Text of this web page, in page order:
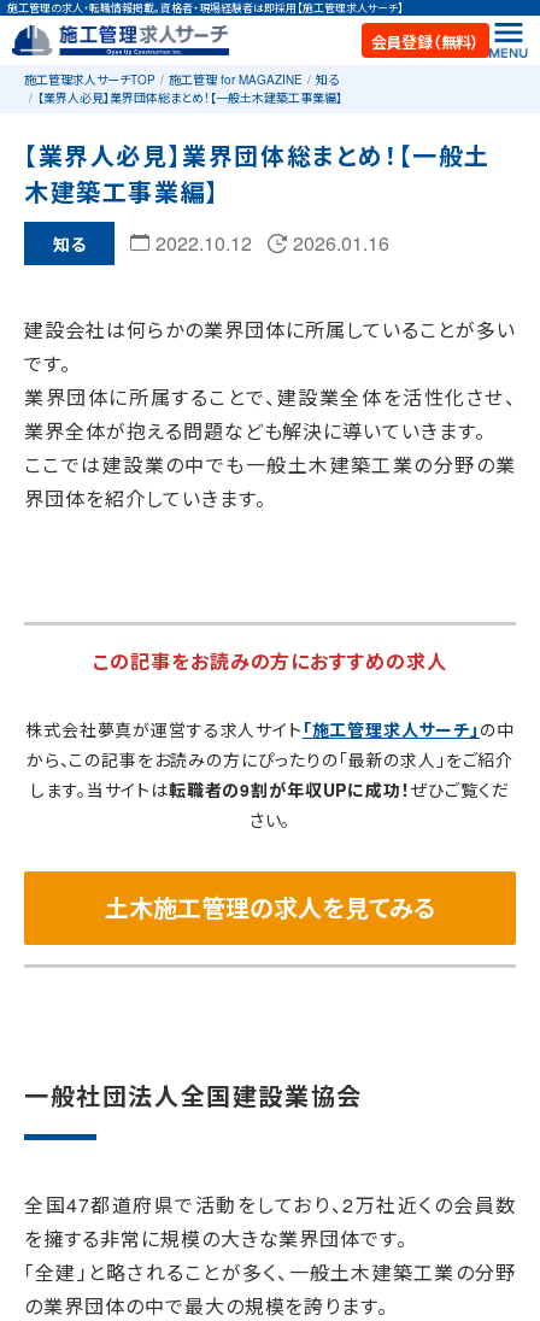
施工管理の求人・転職情報掲載。資格者・現場経験者は即採用【施工管理求人サーチ】
会員登録（無料）
施工管理求人サーチTOP 施工管理 for MAGAZINE
知る
【業界人必見】業界団体総まとめ！【一般土木建築工事業編】
【業界人必見】業界団体総まとめ！【一般土
木建築工事業編】
知る 2022.10.12 2026.01.16
建設会社は何らかの業界団体に所属していることが多い
です。
業界団体に所属することで、建設業全体を活性化させ、
業界全体が抱える問題なども解決に導いていきます。
ここでは建設業の中でも一般土木建築工業の分野の業
界団体を紹介していきます。
この記事をお読みの方におすすめの求人
株式会社夢真が運営する求人サイト 「施工管理求人サーチ」 の中
から、この記事をお読みの方にぴったりの「最新の求人」をご紹介
します。当サイトは転職者の9割が年収UPに成功！ぜひご覧くだ
さい。
土木施工管理の求人を見てみる
一般社団法人全国建設業協会
全国47都道府県で活動をしており、2万社近くの会員数
を擁する非常に規模の大きな業界団体です。
「全建」と略されることが多く、一般土木建築工業の分野
の業界団体の中で最大の規模を誇ります。